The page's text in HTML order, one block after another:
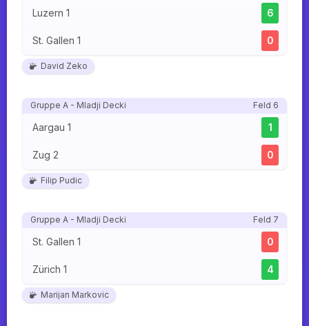
Luzern 1 6
St. Gallen 1 0
David Zeko
Gruppe A - Mladji Decki Feld 6
Aargau 1 1
Zug 2 0
Filip Pudic
Gruppe A - Mladji Decki Feld 7
St. Gallen 1 0
Zürich 1 4
Marijan Markovic